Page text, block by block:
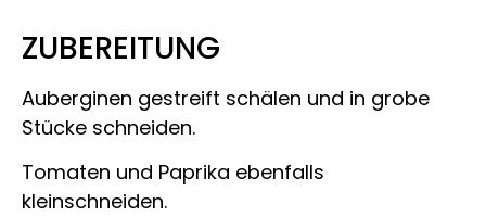
ZUBEREITUNG
Auberginen gestreift schälen und in grobe
Stücke schneiden.
Tomaten und Paprika ebenfalls
kleinschneiden.